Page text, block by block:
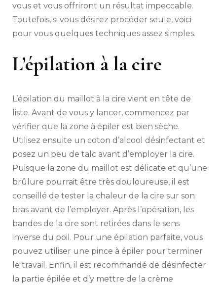
vous et vous offriront un résultat impeccable.
Toutefois, si vous désirez procéder seule, voici
pour vous quelques techniques assez simples.
L’épilation à la cire
L’épilation du maillot à la cire vient en tête de
liste. Avant de vous y lancer, commencez par
vérifier que la zone à épiler est bien sèche.
Utilisez ensuite un coton d’alcool désinfectant et
posez un peu de talc avant d’employer la cire.
Puisque la zone du maillot est délicate et qu’une
brûlure pourrait être très douloureuse, il est
conseillé de tester la chaleur de la cire sur son
bras avant de l’employer. Après l’opération, les
bandes de la cire sont retirées dans le sens
inverse du poil. Pour une épilation parfaite, vous
pouvez utiliser une pince à épiler pour terminer
le travail. Enfin, il est recommandé de désinfecter
la partie épilée et d’y mettre de la crème